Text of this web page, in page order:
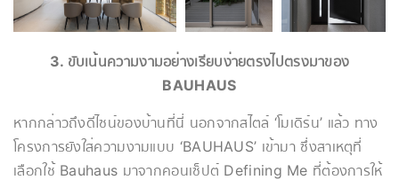
3. ขับเน้นความงามอย่างเรียบง่ายตรงไปตรงมาของ
BAUHAUS
หากกล่าวถึงดีไซน์ของบ้านที่นี่ นอกจากสไตล์ ‘โมเดิร์น’ แล้ว ทาง
โครงการยังใส่ความงามแบบ ‘BAUHAUS’ เข้ามา ซึ่งสาเหตุที่
เลือกใช้ Bauhaus มาจากคอนเซ็ปต์ Defining Me ที่ต้องการให้